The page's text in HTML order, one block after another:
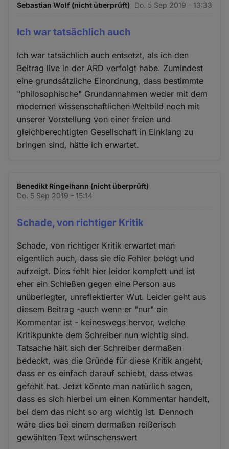
Sebastian Wolf (nicht überprüft) Do. 5 Sep 2019 - 13:33
Ich war tatsächlich auch
Ich war tatsächlich auch entsetzt, als ich den
Beitrag live in der ARD verfolgt habe. Zumindest
eine grundsätzliche Einordnung, dass bestimmte
"philosophische" Grundannahmen weder mit dem
modernen wissenschaftlichen Weltbild noch mit
unserer Vorstellung von einer freien und
gleichberechtigten Gesellschaft in Einklang zu
bringen sind, hätte ich erwartet.
Benedikt Ringelhann (nicht überprüft)
Do. 5 Sep 2019 - 15:14
Schade, von richtiger Kritik
Schade, von richtiger Kritik erwartet man
eigentlich auch, dass sie die Fehler belegt und
aufzeigt. Dies fehlt hier leider komplett und ist
eher ein Schießen gegen eine Person aus
unüberlegter, unreflektierter Wut. Leider geht aus
diesem Beitrag -auch wenn er "nur" ein
Kommentar ist - keineswegs hervor, welche
Kritikpunkte dem Schreiber nun wichtig sind.
Tatsache hält sich der Schreiber dermaßen
bedeckt, was die Gründe für diese Kritik angeht,
dass er es einfach darauf schiebt, dass etwas
gefehlt hat. Jetzt könnte man natürlich sagen,
dass es sich hierbei um einen Kommentar handelt,
bei dem das nicht so arg wichtig ist. Dennoch
wäre dies bei einem dermaßen reißerisch
gewählten Text wünschenswert